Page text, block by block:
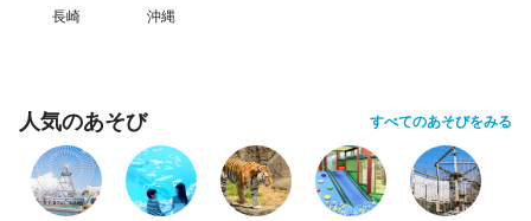
長崎 沖縄
人気のあそび すべてのあそびをみる